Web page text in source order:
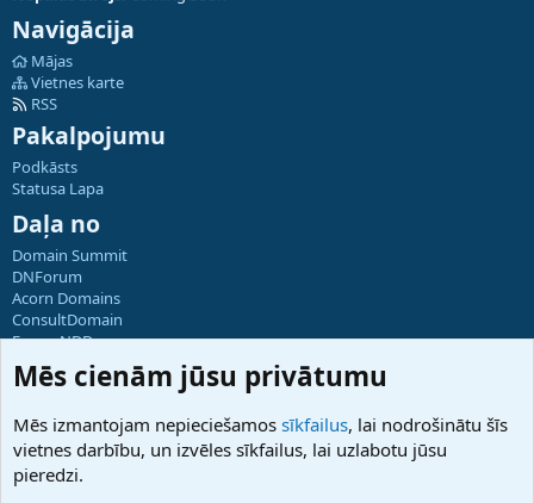
Navigācija
Mājas
Vietnes karte
RSS
Pakalpojumu
Podkāsts
Statusa Lapa
Daļa no
Domain Summit
DNForum
Acorn Domains
ConsultDomain
ForumNDD
Domainforum.ro
27.be
Hostmaria
Atbalsts
Mēs cienām jūsu privātumu
Mēs izmantojam nepieciešamos sīkfailus, lai nodrošinātu šīs
vietnes darbību, un izvēles sīkfailus, lai uzlabotu jūsu
pieredzi.